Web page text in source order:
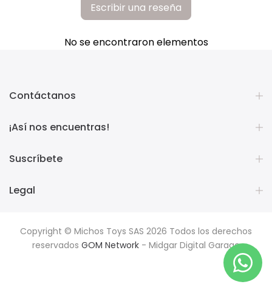
Escribir una reseña
No se encontraron elementos
Contáctanos
¡Así nos encuentras!
Suscríbete
Legal
Copyright © Michos Toys SAS 2026 Todos los derechos
reservados GOM Network - Midgar Digital Garage